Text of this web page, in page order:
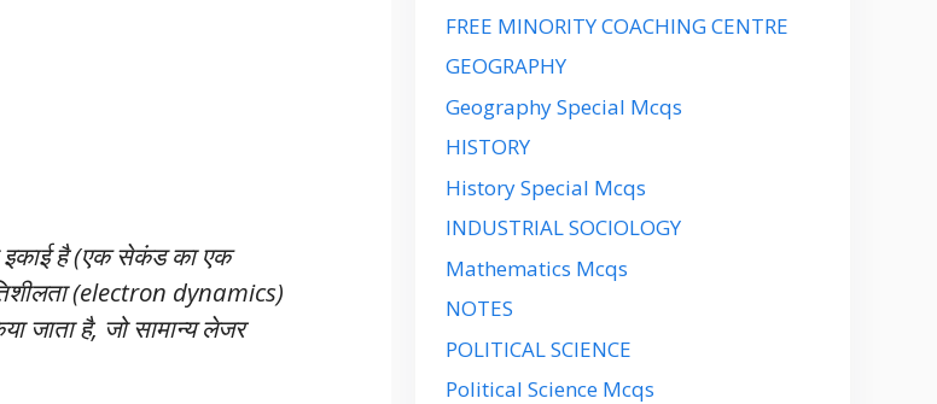
है (एक सेकंड का एक
(electron dynamics)
जाता है, जो सामान्य लेजर
FREE MINORITY COACHING CENTRE
GEOGRAPHY
Geography Special Mcqs
HISTORY
History Special Mcqs
INDUSTRIAL SOCIOLOGY
Mathematics Mcqs
NOTES
POLITICAL SCIENCE
Political Science Mcqs